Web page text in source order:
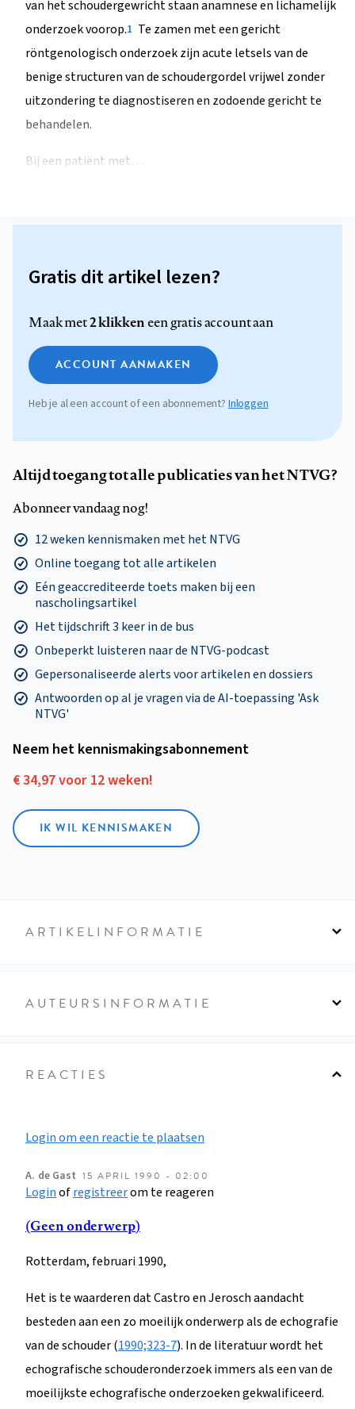
van het schoudergewricht staan anamnese en lichamelijk
onderzoek voorop.1 Te zamen met een gericht
röntgenologisch onderzoek zijn acute letsels van de
benige structuren van de schoudergordel vrijwel zonder
uitzondering te diagnostiseren en zodoende gericht te
behandelen.
Bij een patiënt met…
Gratis dit artikel lezen?
Maak met2 klikkeneen gratis account aan
ACCOUNT AANMAKEN
Heb je al een account of een abonnement? Inloggen
Altijd toegang tot alle publicaties van het NTVG?
Abonneer vandaag nog!
12 weken kennismaken met het NTVG
Online toegang tot alle artikelen
Eén geaccrediteerde toets maken bij een
nascholingsartikel
Het tijdschrift 3 keer in de bus
Onbeperkt luisteren naar de NTVG-podcast
Gepersonaliseerde alerts voor artikelen en dossiers
Antwoorden op al je vragen via de AI-toepassing 'Ask
NTVG'
Neem het kennismakings­abonnement
€ 34,97 voor 12 weken!
IK WIL KENNISMAKEN
ARTIKELINFORMATIE
AUTEURSINFORMATIE
REACTIES
Login om een reactie te plaatsen
A. de Gast 15 APRIL 1990 - 02:00
Loginofregistreerom te reageren
(Geen onderwerp)
Rotterdam, februari 1990,
Het is te waarderen dat Castro en Jerosch aandacht
besteden aan een zo moeilijk onderwerp als de echografie
van de schouder (1990;323-7). In de literatuur wordt het
echografische schouderonderzoek immers als een van de
moeilijkste echografische onderzoeken gekwalificeerd.